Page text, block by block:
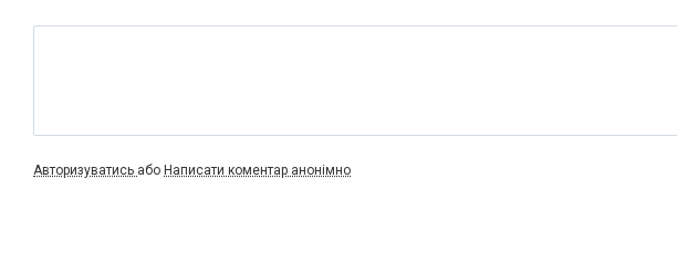
Авторизуватись або Написати коментар анонімно